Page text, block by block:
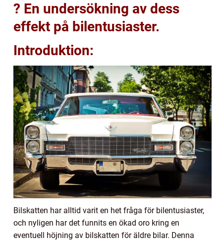
? En undersökning av dess
effekt på bilentusiaster.
Introduktion:
Bilskatten har alltid varit en het fråga för bilentusiaster,
och nyligen har det funnits en ökad oro kring en
eventuell höjning av bilskatten för äldre bilar. Denna